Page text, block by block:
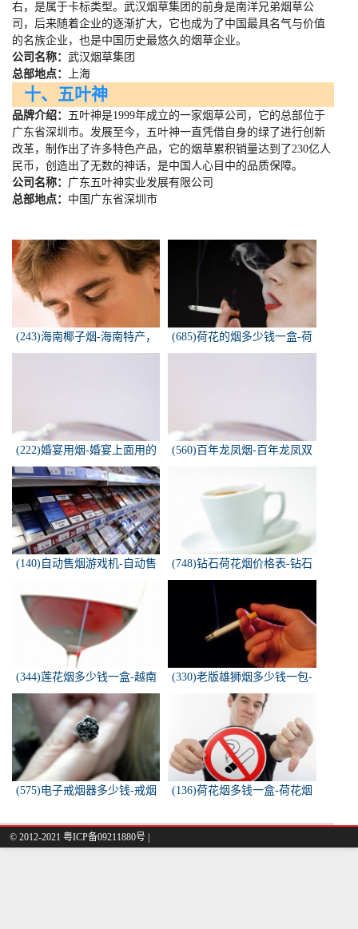
右，是属于卡标类型。武汉烟草集团的前身是南洋兄弟烟草公
司，后来随着企业的逐渐扩大，它也成为了中国最具名气与价值
的名族企业，也是中国历史最悠久的烟草企业。
公司名称： 武汉烟草集团
总部地点：
上海
十、五叶神
品牌介绍： 五叶神是1999年成立的一家烟草公司，它的总部位于
广东省深圳市。发展至今，五叶神一直凭借自身的绿了进行创新
改革，制作出了许多特色产品，它的烟草累积销量达到了230亿人
民币，创造出了无数的神话，是中国人心目中的品质保障。
公司名称： 广东五叶神实业发展有限公司
总部地点： 中国广东省深圳市
(243)海南椰子烟-海南特产，
椰子香烟，槟榔香烟，叶子包
(685)荷花的烟多少钱一盒-荷
花烟多少钱一盒
(222)婚宴用烟-婚宴上面用的
烟是怎样的
(560)百年龙凤烟-百年龙凤双
(140)自动售烟游戏机-自动售
(748)钻石荷花烟价格表-钻石
荷花烟多少钱一包
(344)莲花烟多少钱一盒-越南
莲花香烟这款多少钱一条？
(330)老版雄狮烟多少钱一包-
雄狮烟多少钱一包了哦！
(575)电子戒烟器多少钱-戒烟
(136)荷花烟多钱一盒-荷花烟
© 2012-2021 粤ICP备09211880号 |